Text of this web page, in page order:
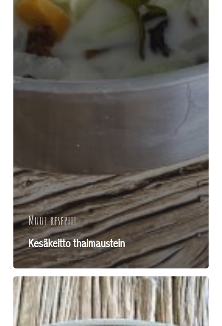
Muut reseptit
Kesäkeitto thaimaustein
Kyssäkaali-
kinkkukiusaus
(keto)